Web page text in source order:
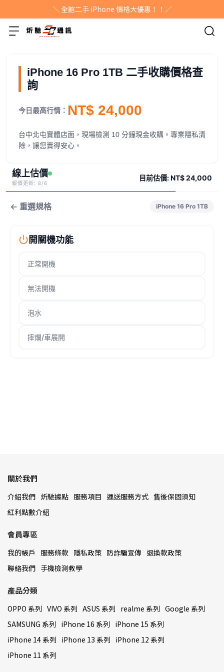
＼ 全館二手 iPhone 價格大優惠！！／
iPhone 16 Pro 1TB 二手收購價格查
詢
今日最高行情： NT$ 24,000
台中北屯實體店面，現場檢測 10 分鐘現金收購。專業隱私清
除，讓您賣得安心。
線上估價
報價更新: 8/6
目前估價:NT$ 24,000
← 重選規格 iPhone 16 Pro 1TB
開關機功能
正常開機
無法開機
泡水
摔爛/車展開
關於我們
介紹我們 炘馳據點 服務項目 運送服務方式 售後保固須知
紅利點數介紹
會員專區
我的帳戶 服務條款 隱私政策 防詐騙宣傳 退換款政策
聯絡我們 手機檢測教學
產品分類
OPPO 系列 VIVO 系列 ASUS 系列 realme 系列 Google 系列
SAMSUNG 系列 iPhone 16 系列 iPhone 15 系列
iPhone 14 系列 iPhone 13 系列 iPhone 12 系列
iPhone 11 系列